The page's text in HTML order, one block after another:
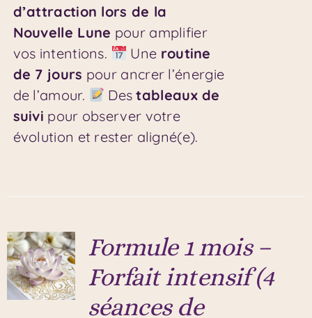
d’attraction lors de la
Nouvelle Lune pour amplifier
vos intentions.
Une routine
de 7 jours pour ancrer l’énergie
de l’amour.
Destableaux de
suivi pour observer votre
évolution et rester aligné(e).
Formule 1 mois –
Forfait intensif (4
séances de